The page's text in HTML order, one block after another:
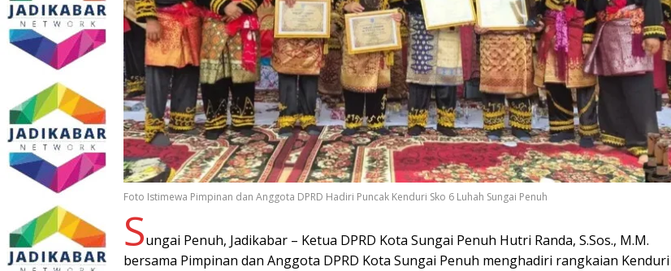
Foto Istimewa Pimpinan dan Anggota DPRD Hadiri Puncak Kenduri Sko 6 Luhah Sungai Penuh
Sungai Penuh, Jadikabar – Ketua DPRD Kota Sungai Penuh Hutri Randa, S.Sos., M.M.
bersama Pimpinan dan Anggota DPRD Kota Sungai Penuh menghadiri rangkaian Kenduri